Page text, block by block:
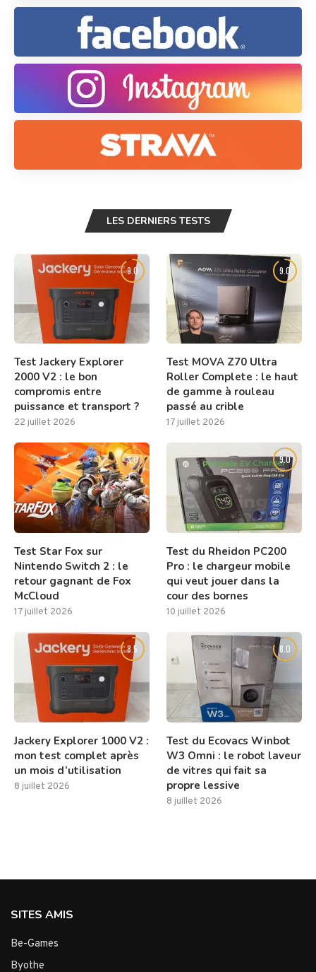
LES DERNIERS TESTS
9.0
Test Jackery Explorer
2000 V2 : le bon
compromis entre
puissance et transport ?
22 juillet 2026
9.0
Test MOVA Z70 Ultra
Roller Complete : le haut
de gamme à rouleau
passé au crible
17 juillet 2026
8.0
Test Star Fox sur
Nintendo Switch 2 : le
retour gagnant de Fox
McCloud
17 juillet 2026
9.0
Test du Rheidon PC200
Pro : le chargeur mobile
qui veut jouer dans la
cour des bornes
10 juillet 2026
8.5
Jackery Explorer 1000 V2 :
mon test complet après
un mois d’utilisation
8 juillet 2026
8.0
Test du Ecovacs Winbot
W3 Omni : le robot laveur
de vitres qui fait sa
propre lessive
8 juillet 2026
SITES AMIS
Be-Games
Byothe